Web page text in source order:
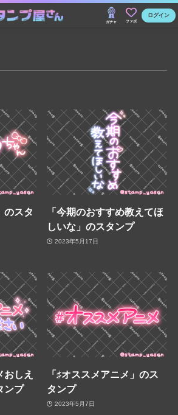
ガチャ ファボ
ログイン
のスタ
「今期のおすすめ教えてほ
しいな」のスタンプ
2023年5月17日
おしえ
ンプ
「♯オススメアニメ」のス
タンプ
2023年5月7日